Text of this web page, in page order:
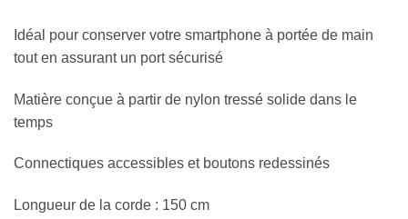
Idéal pour conserver votre smartphone à portée de main
tout en assurant un port sécurisé
Matière conçue à partir de nylon tressé solide dans le
temps
Connectiques accessibles et boutons redessinés
Longueur de la corde : 150 cm